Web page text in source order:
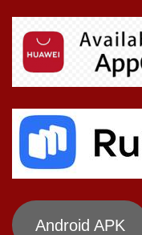
Android APK